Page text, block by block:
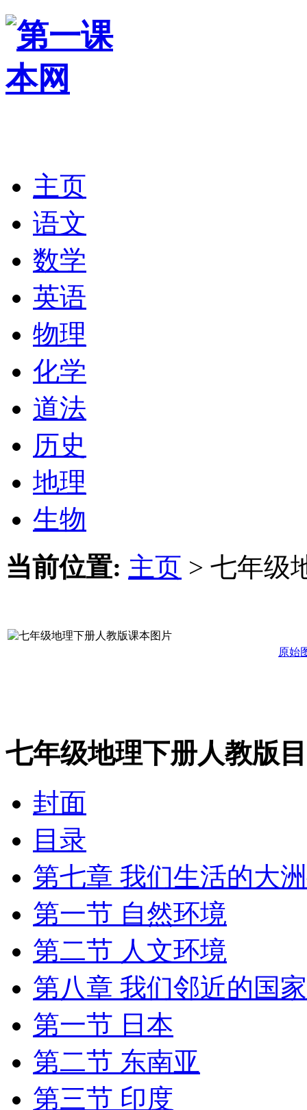
主页
语文
数学
英语
物理
化学
道法
历史
地理
生物
当前位置: 主页 > 七年级
原始
七年级地理下册人教版
封面
目录
第七章 我们生活的大
第一节 自然环境
第二节 人文环境
第八章 我们邻近的国
第一节 日本
第二节 东南亚
第三节 印度